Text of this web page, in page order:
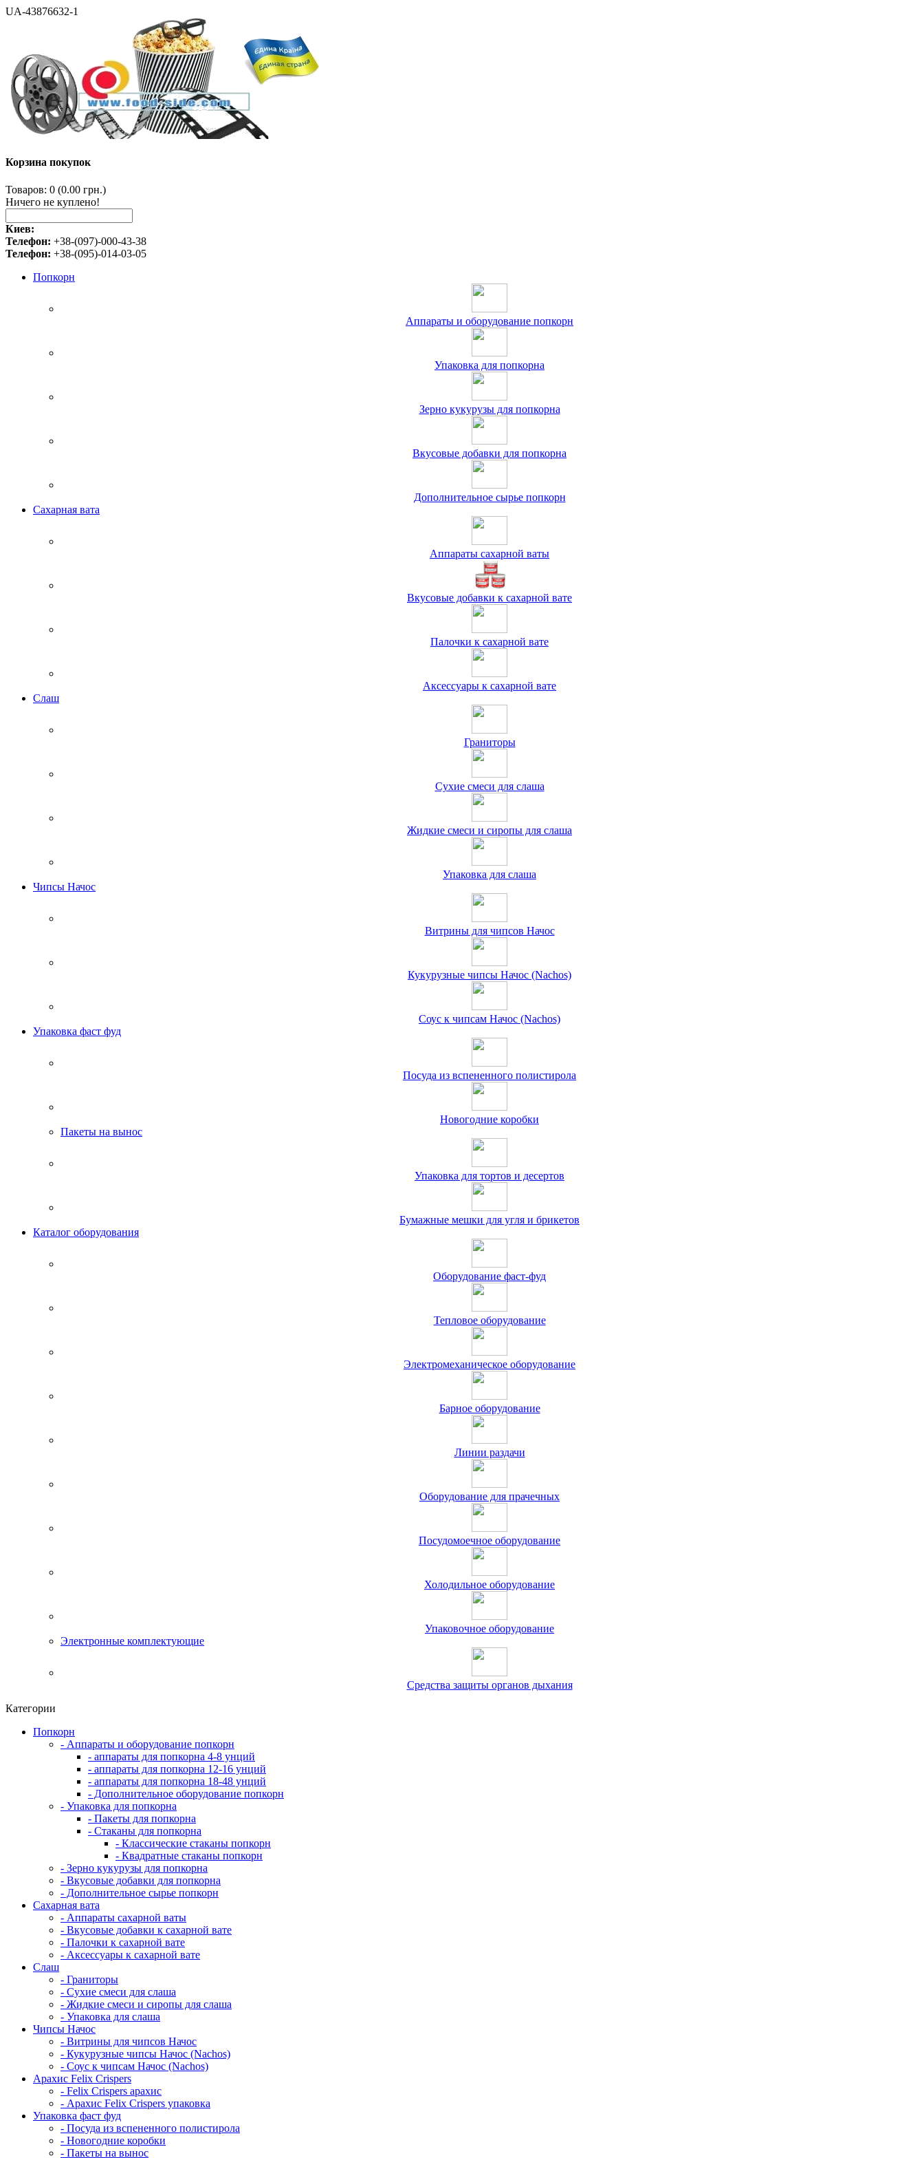
UA-43876632-1
Корзина покупок
Товаров: 0 (0.00 грн.)
Ничего не куплено!
Киев:
Телефон: +38-(097)-000-43-38
Телефон: +38-(095)-014-03-05
Попкорн
Аппараты и оборудование попкорн
Упаковка для попкорна
Зерно кукурузы для попкорна
Вкусовые добавки для попкорна
Дополнительное сырье попкорн
Сахарная вата
Аппараты сахарной ваты
Вкусовые добавки к сахарной вате
Палочки к сахарной вате
Аксессуары к сахарной вате
Cлаш
Граниторы
Сухие смеси для слаша
Жидкие смеси и сиропы для слаша
Упаковка для слаша
Чипсы Начос
Витрины для чипсов Начос
Кукурузные чипсы Начос (Nachos)
Соус к чипсам Начос (Nachos)
Упаковка фаст фуд
Посуда из вспененного полистирола
Новогодние коробки
Пакеты на вынос
Упаковка для тортов и десертов
Бумажные мешки для угля и брикетов
Каталог оборудования
Оборудование фаст-фуд
Тепловое оборудование
Электромеханическое оборудование
Барное оборудование
Линии раздачи
Оборудование для прачечных
Посудомоечное оборудование
Холодильное оборудование
Упаковочное оборудование
Электронные комплектующие
Средства защиты органов дыхания
Категории
Попкорн
- Аппараты и оборудование попкорн
- аппараты для попкорна 4-8 унций
- аппараты для попкорна 12-16 унций
- аппараты для попкорна 18-48 унций
- Дополнительное оборудование попкорн
- Упаковка для попкорна
- Пакеты для попкорна
- Стаканы для попкорна
- Классические стаканы попкорн
- Квадратные стаканы попкорн
- Зерно кукурузы для попкорна
- Вкусовые добавки для попкорна
- Дополнительное сырье попкорн
Сахарная вата
- Аппараты сахарной ваты
- Вкусовые добавки к сахарной вате
- Палочки к сахарной вате
- Аксессуары к сахарной вате
Cлаш
- Граниторы
- Сухие смеси для слаша
- Жидкие смеси и сиропы для слаша
- Упаковка для слаша
Чипсы Начос
- Витрины для чипсов Начос
- Кукурузные чипсы Начос (Nachos)
- Соус к чипсам Начос (Nachos)
Арахис Felix Crispers
- Felix Crispers арахис
- Арахис Felix Crispers упаковка
Упаковка фаст фуд
- Посуда из вспененного полистирола
- Новогодние коробки
- Пакеты на вынос